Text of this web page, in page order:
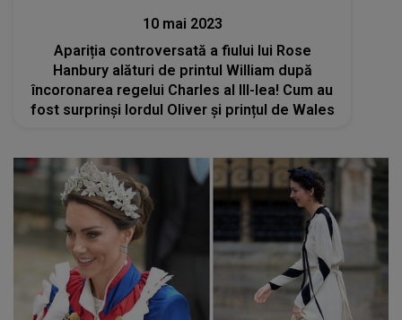
10 mai 2023
Apariția controversată a fiului lui Rose
Hanbury alături de printul William după
încoronarea regelui Charles al III-lea! Cum au
fost surprinși lordul Oliver și prințul de Wales